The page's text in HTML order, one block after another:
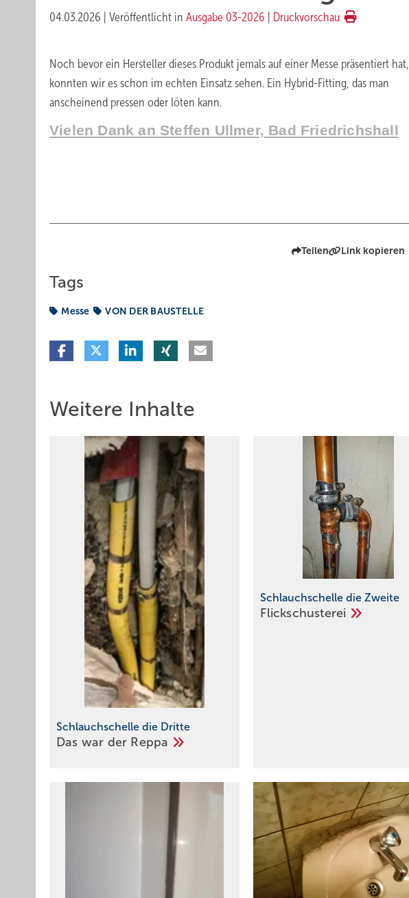
04.03.2026 Veröffentlicht in Ausgabe 03-2026 Druckvorschau
Noch bevor ein Hersteller dieses Produkt jemals auf einer Messe präsentiert hat,
konnten wir es schon im echten Einsatz sehen. Ein Hybrid-Fitting, das man
anscheinend pressen oder löten kann.
Vielen Dank an Steffen Ullmer, Bad Friedrichshall
Teilen Link kopieren
Tags
Messe VON DER BAUSTELLE
Weitere Inhalte
Schlauchschelle die Dritte
Das war der Reppa
Schlauchschelle die Zweite
Flickschusterei